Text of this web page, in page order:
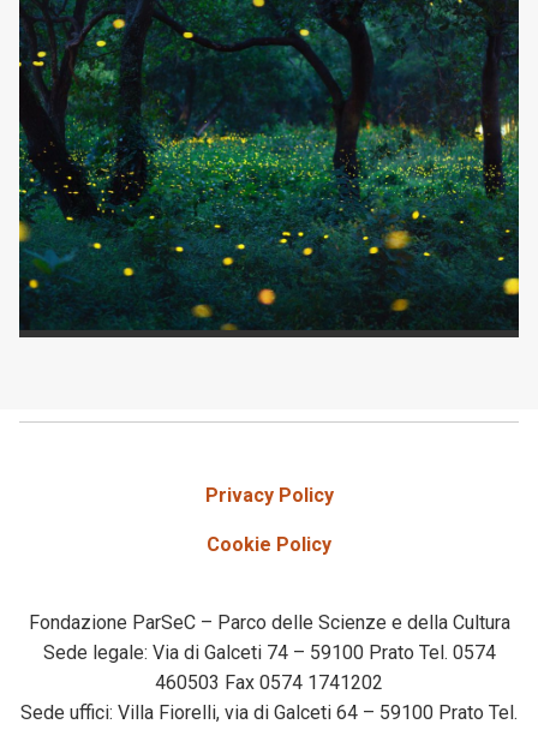
Privacy Policy
Cookie Policy
Fondazione ParSeC – Parco delle Scienze e della Cultura
Sede legale: Via di Galceti 74 – 59100 Prato Tel. 0574
460503 Fax 0574 1741202
Sede uffici: Villa Fiorelli, via di Galceti 64 – 59100 Prato Tel.